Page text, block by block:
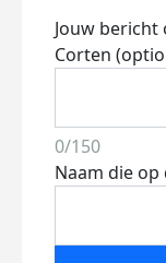
Jouw bericht
Corten
0/150
Naam die